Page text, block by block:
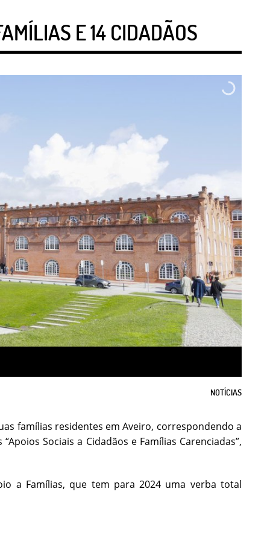
E 14 CIDADÃOS
NOTÍCIAS
famílias residentes em Aveiro, correspondendo a
Sociais a Cidadãos e Famílias Carenciadas”,
a Famílias, que tem para 2024 uma verba total